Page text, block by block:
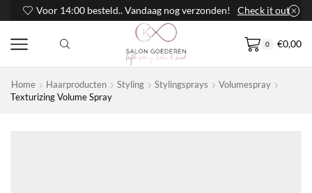
Voor 14:00 besteld.. Vandaag nog verzonden! Check it out
0 €0,00
Home Haarproducten Styling Stylingsprays
Volumespray
Texturizing Volume Spray